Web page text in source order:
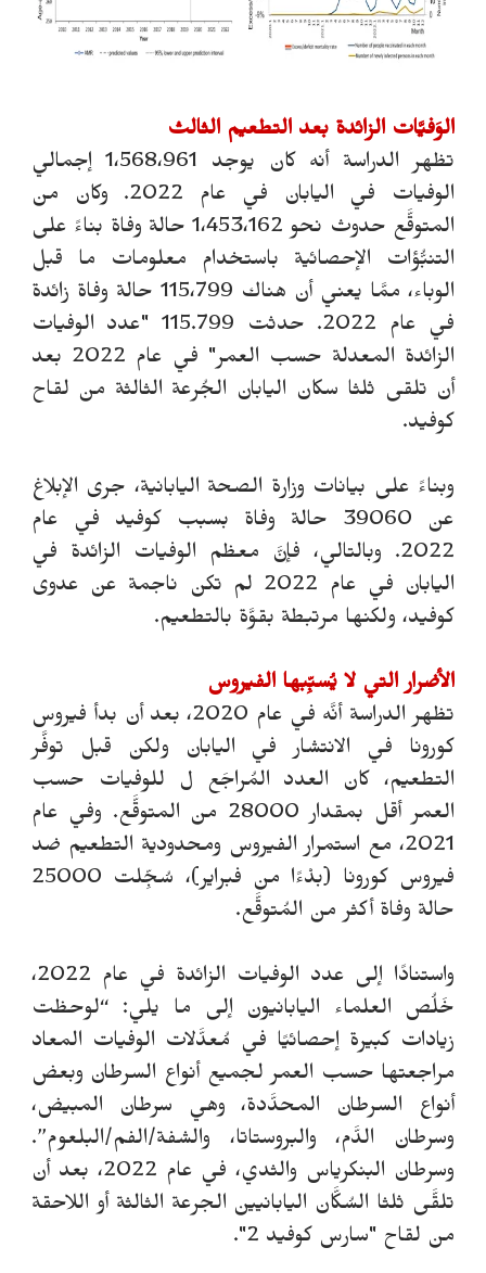
الوَفيَّات الزائدة بعد التطعيم الثالث
تظهر الدراسة أنه كان يوجد 1،568،961 إجمالي
الوفيات في اليابان في عام 2022. وكان من
المتوقَّع حدوث نحو 1،453،162 حالة وفاة بناءً على
التنبُّؤات الإحصائية باستخدام معلومات ما قبل
الوباء، ممَّا يعني أن هناك 115،799 حالة وفاة زائدة
في عام 2022. حدثت 115.799 "عدد الوفيات
الزائدة المعدلة حسب العمر" في عام 2022 بعد
أن تلقى ثلثا سكان اليابان الجُرعة الثالثة من لقاح
كوفيد.
وبناءً على بيانات وزارة الصحة اليابانية، جرى الإبلاغ
عن 39060 حالة وفاة بسبب كوفيد في عام
2022. وبالتالي، فإنَّ معظم الوفيات الزائدة في
اليابان في عام 2022 لم تكن ناجمة عن عدوى
كوفيد، ولكنها مرتبطة بقوَّة بالتطعيم.
الأضرار التي لا يُسبِّبها الفيروس
تظهر الدراسة أنَّه في عام 2020، بعد أن بدأ فيروس
كورونا في الانتشار في اليابان ولكن قبل توفَّر
التطعيم، كان العدد المُراجَع ل للوفيات حسب
العمر أقل بمقدار 28000 من المتوقَّع. وفي عام
2021، مع استمرار الفيروس ومحدودية التطعيم ضد
فيروس كورونا (بدْءًا من فبراير)، سُجِّلت 25000
حالة وفاة أكثر من المُتوقَّع.
واستنادًا إلى عدد الوفيات الزائدة في عام 2022،
خَلُص العلماء اليابانيون إلى ما يلي: “لوحظت
زيادات كبيرة إحصائيًا في مُعدَّلات الوفيات المعاد
مراجعتها حسب العمر لجميع أنواع السرطان وبعض
أنواع السرطان المحدَّدة، وهي سرطان المبيض،
وسرطان الدَّم، والبروستاتا، والشفة/الفم/البلعوم”.
وسرطان البنكرياس والثدي، في عام 2022، بعد أن
تلقَّى ثلثا السُكَّان اليابانيين الجرعة الثالثة أو اللاحقة
من لقاح "سارس كوفيد 2".